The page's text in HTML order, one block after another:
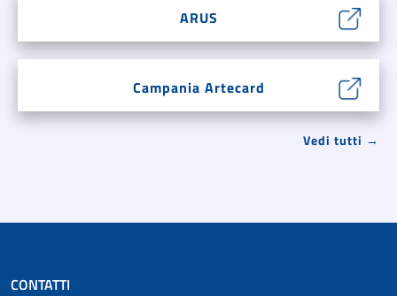
ARUS
Campania Artecard
Vedi tutti →
CONTATTI